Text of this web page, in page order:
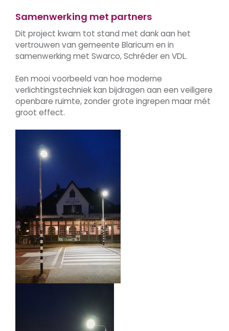
Samenwerking met partners
Dit project kwam tot stand met dank aan het
vertrouwen van gemeente Blaricum en in
samenwerking met Swarco, Schréder en VDL.
Een mooi voorbeeld van hoe moderne
verlichtingstechniek kan bijdragen aan een veiligere
openbare ruimte, zonder grote ingrepen maar mét
groot effect.